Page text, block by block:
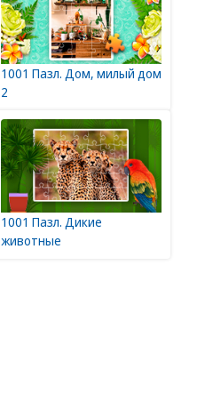
1001 Пазл. Дом, милый дом
2
1001 Пазл. Дикие
животные